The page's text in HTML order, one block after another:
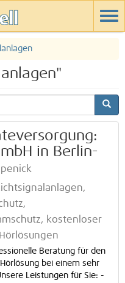
in Berlin-
kostenloser
Beratung für den
bei einem sehr
Leistungen für Sie: -